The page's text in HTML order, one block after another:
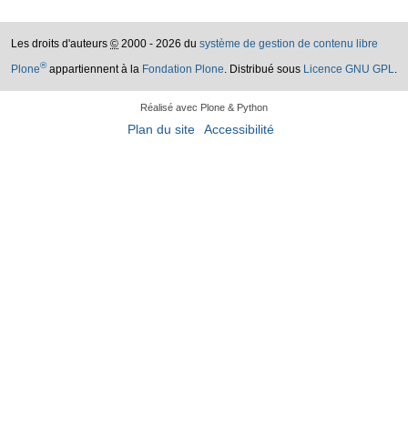
Les droits d'auteurs © 2000 - 2026 du système de gestion de contenu libre
Plone®appartiennent à la Fondation Plone. Distribué sous Licence GNU GPL.
Réalisé avec Plone & Python
Plan du site Accessibilité